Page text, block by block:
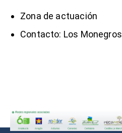
Zona de actuación
Contacto: Los Monegros